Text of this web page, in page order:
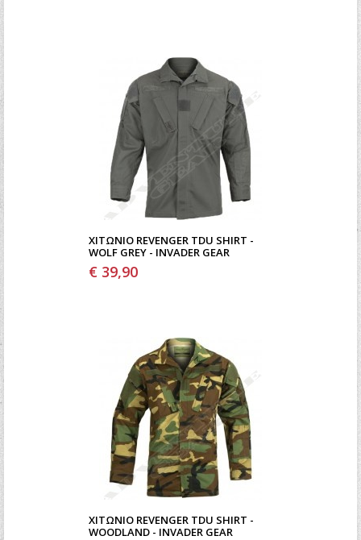
ΧΙΤΏΝΙΟ REVENGER TDU SHIRT -
WOLF GREY - INVADER GEAR
€ 39,90
ΧΙΤΏΝΙΟ REVENGER TDU SHIRT -
WOODLAND - INVADER GEAR